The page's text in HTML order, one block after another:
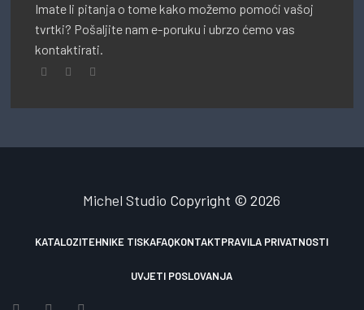
Imate li pitanja o tome kako možemo pomoći vašoj
tvrtki? Pošaljite nam e-poruku i ubrzo ćemo vas
kontaktirati.
Michel Studio Copyright © 2026
KATALOZITEHNIKE TISKAFAQKONTAKTPRAVILA PRIVATNOSTI
UVJETI POSLOVANJA